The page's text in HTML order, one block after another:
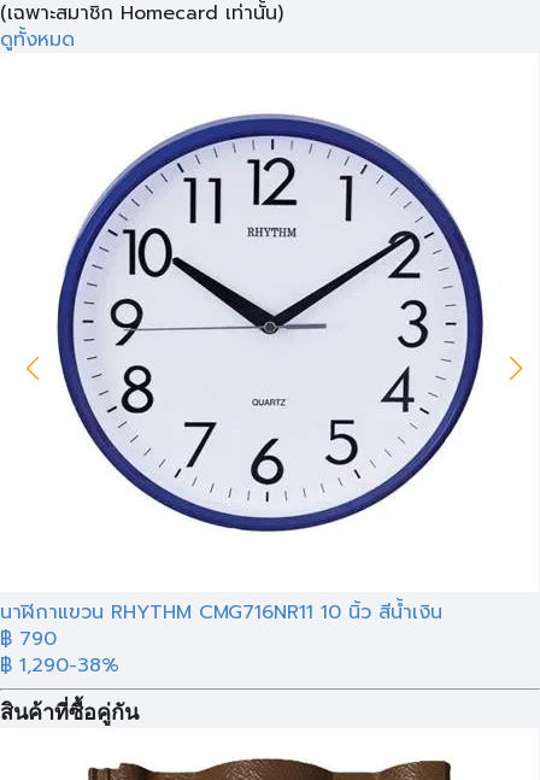
(เฉพาะสมาชิก Homecard เท่านั้น)
ดูทั้งหมด
นาฬิกาแขวน RHYTHM CMG716NR11 10 นิ้ว สีน้ำเงิน
฿ 790
฿ 1,290-38%
สินค้าที่ซื้อคู่กัน